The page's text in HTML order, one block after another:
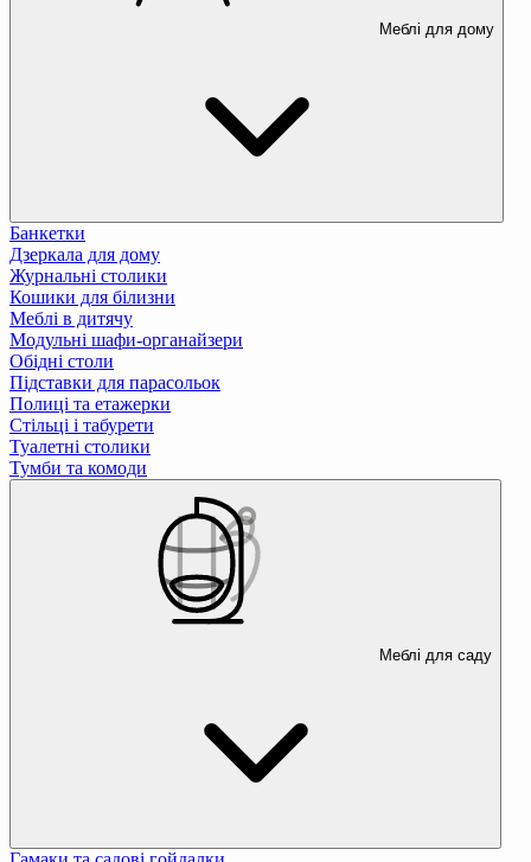
Меблі для дому
Банкетки
Дзеркала для дому
Журнальні столики
Кошики для білизни
Меблі в дитячу
Модульні шафи-органайзери
Обідні столи
Підставки для парасольок
Полиці та етажерки
Стільці і табурети
Туалетні столики
Тумби та комоди
Меблі для саду